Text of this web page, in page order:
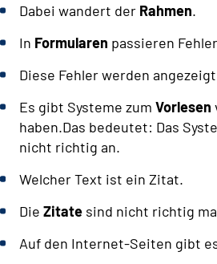
Dabei wandert der Rahmen.
In Formularen passieren
Diese Fehler werden
Es gibt Systeme zum Vorlesen
haben.Das bedeutet: Das
nicht richtig an.
Welcher Text ist ein Zitat.
Die Zitate sind nicht richtig
Auf den Internet-Seiten gibt